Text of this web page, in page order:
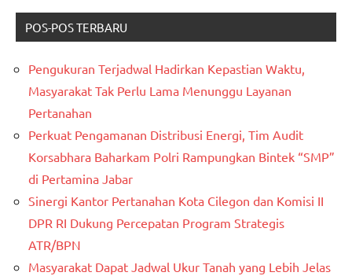
POS-POS TERBARU
Pengukuran Terjadwal Hadirkan Kepastian Waktu,
Masyarakat Tak Perlu Lama Menunggu Layanan
Pertanahan
Perkuat Pengamanan Distribusi Energi, Tim Audit
Korsabhara Baharkam Polri Rampungkan Bintek “SMP”
di Pertamina Jabar
Sinergi Kantor Pertanahan Kota Cilegon dan Komisi II
DPR RI Dukung Percepatan Program Strategis
ATR/BPN
Masyarakat Dapat Jadwal Ukur Tanah yang Lebih Jelas